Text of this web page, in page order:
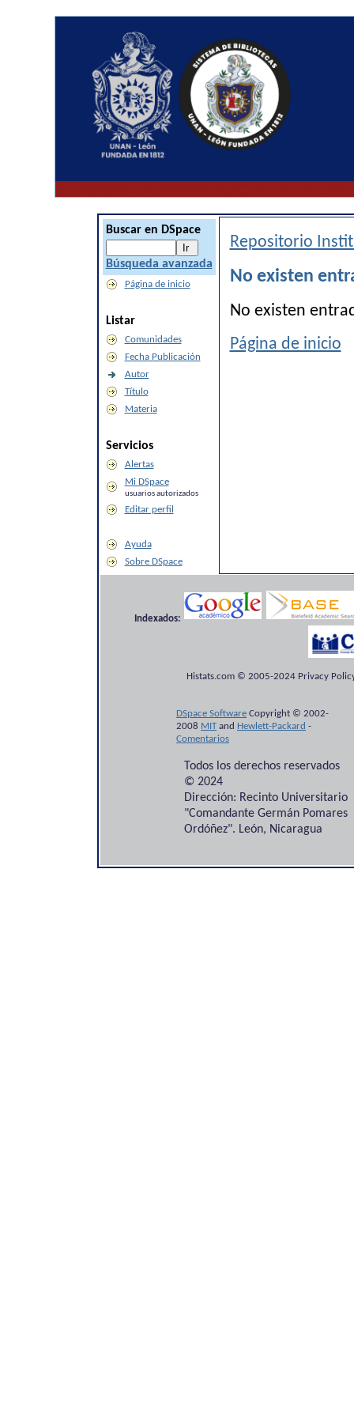
Buscar en DSpace
Búsqueda avanzada
Página de inicio
Listar
Comunidades
Fecha Publicación
Autor
Título
Materia
Servicios
Alertas
Mi DSpace
usuarios autorizados
Editar perfil
Ayuda
Sobre DSpace
Repositorio
No existen
No existen
Página de inicio
Indexados:
Histats.com © 2005-2024 Privacy
DSpace Software Copyright © 2002-
2008 MITand Hewlett-Packard -
Comentarios
Todos los derechos reservados
© 2024
Dirección: Recinto Universitario
"Comandante Germán Pomares
Ordóñez". León, Nicaragua